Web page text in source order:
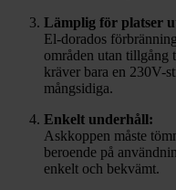
Lämplig för platser
El-dorados
områden utan tillgång
kräver bara en 230V-
mångsidiga.
Enkelt underhåll:
Askkoppen måste
beroende på
enkelt och bekvämt.